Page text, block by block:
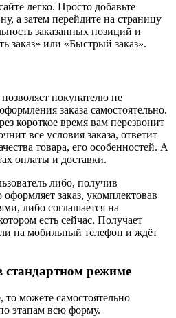
легко. Просто добавьте
а затем перейдите на страницу
заказанных позиций и
заказ» или «Быстрый заказ».
покупателю не
заказа самостоятельно.
короткое время вам перезвонит
все условия заказа, ответит
товара, его особенностей. А
оплаты и доставки.
либо, получив
заказ, укомплектовав
либо соглашается на
есть сейчас. Получает
на мобильный телефон и ждёт
стандартном режиме
можете самостоятельно
этапам всю форму.